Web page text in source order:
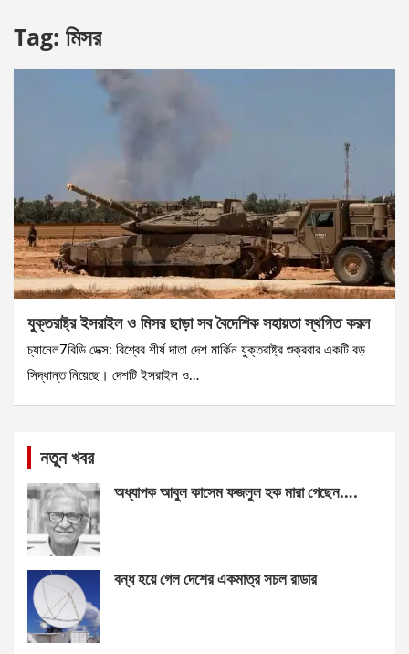
Tag: মিসর
যুক্তরাষ্ট্র ইসরাইল ও মিসর ছাড়া সব বৈদেশিক সহায়তা স্থগিত করল
চ্যানেল7বিডি ডেক্স: বিশ্বের শীর্ষ দাতা দেশ মার্কিন যুক্তরাষ্ট্র শুক্রবার একটি বড়
সিদ্ধান্ত নিয়েছে। দেশটি ইসরাইল ও…
নতুন খবর
অধ্যাপক আবুল কাসেম ফজলুল হক মারা গেছেন….
বন্ধ হয়ে গেল দেশের একমাত্র সচল রাডার